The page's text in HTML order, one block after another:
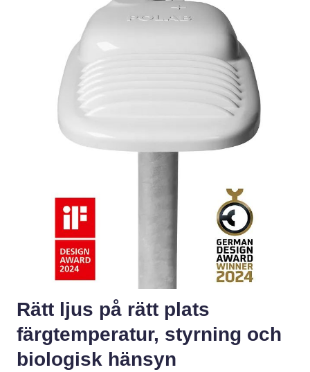
Rätt ljus på rätt plats
färgtemperatur, styrning och
biologisk hänsyn